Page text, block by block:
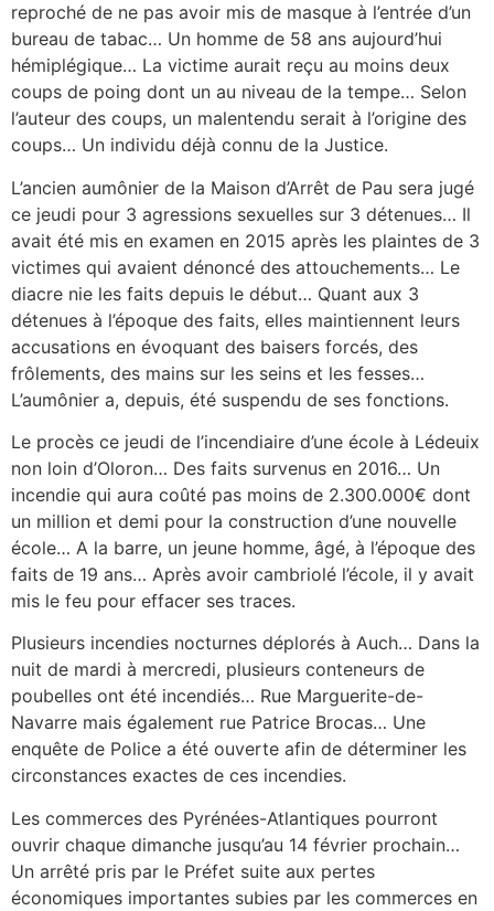
reproché de ne pas avoir mis de masque à l’entrée d’un
bureau de tabac… Un homme de 58 ans aujourd’hui
hémiplégique… La victime aurait reçu au moins deux
coups de poing dont un au niveau de la tempe… Selon
l’auteur des coups, un malentendu serait à l’origine des
coups… Un individu déjà connu de la Justice.
L’ancien aumônier de la Maison d’Arrêt de Pau sera jugé
ce jeudi pour 3 agressions sexuelles sur 3 détenues… Il
avait été mis en examen en 2015 après les plaintes de 3
victimes qui avaient dénoncé des attouchements… Le
diacre nie les faits depuis le début… Quant aux 3
détenues à l’époque des faits, elles maintiennent leurs
accusations en évoquant des baisers forcés, des
frôlements, des mains sur les seins et les fesses…
L’aumônier a, depuis, été suspendu de ses fonctions.
Le procès ce jeudi de l’incendiaire d’une école à Lédeuix
non loin d’Oloron… Des faits survenus en 2016… Un
incendie qui aura coûté pas moins de 2.300.000€ dont
un million et demi pour la construction d’une nouvelle
école… A la barre, un jeune homme, âgé, à l’époque des
faits de 19 ans… Après avoir cambriolé l’école, il y avait
mis le feu pour effacer ses traces.
Plusieurs incendies nocturnes déplorés à Auch… Dans la
nuit de mardi à mercredi, plusieurs conteneurs de
poubelles ont été incendiés… Rue Marguerite-de-
Navarre mais également rue Patrice Brocas… Une
enquête de Police a été ouverte afin de déterminer les
circonstances exactes de ces incendies.
Les commerces des Pyrénées-Atlantiques pourront
ouvrir chaque dimanche jusqu’au 14 février prochain…
Un arrêté pris par le Préfet suite aux pertes
économiques importantes subies par les commerces en